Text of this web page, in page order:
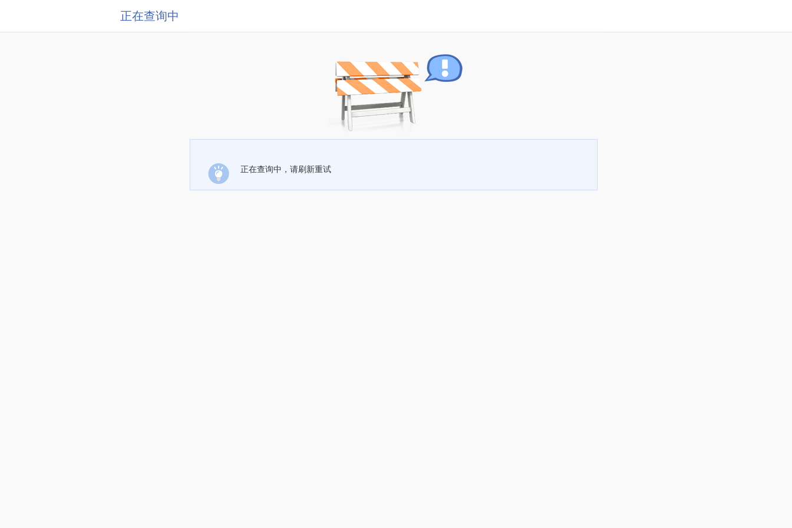
正在查询中
正在查询中，请刷新重试